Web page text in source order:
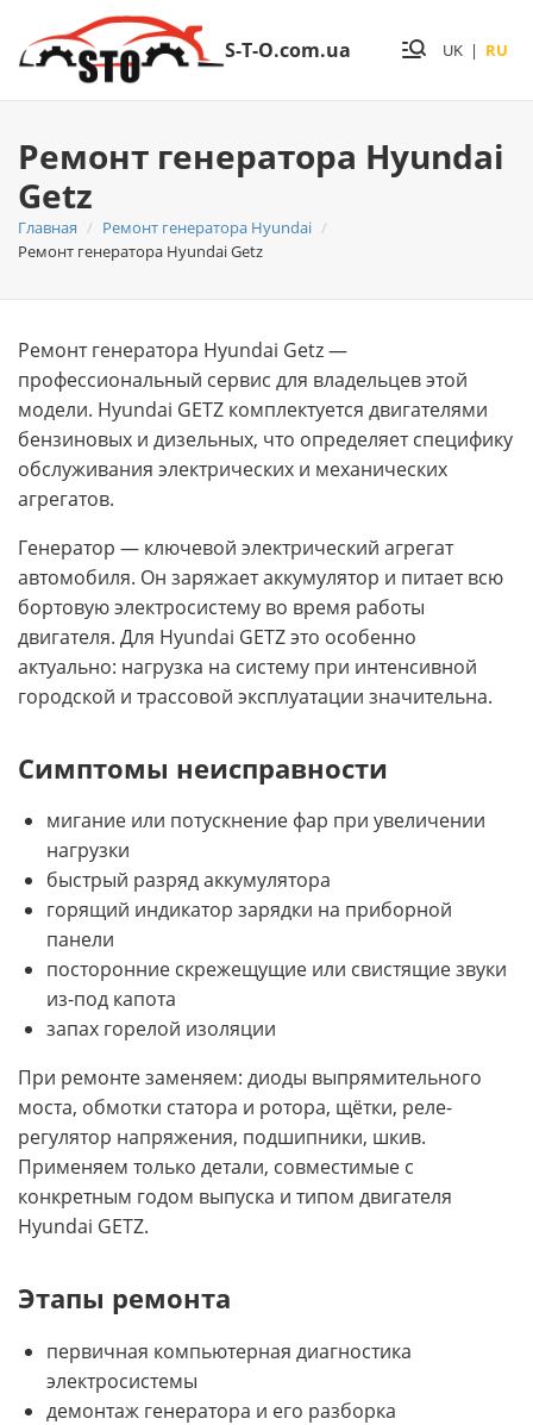
S-T-O.com.ua UK | RU
Ремонт генератора Hyundai
Getz
Главная
Ремонт генератора Hyundai
Ремонт генератора Hyundai Getz
Ремонт генератора Hyundai Getz —
профессиональный сервис для владельцев этой
модели. Hyundai GETZ комплектуется двигателями
бензиновых и дизельных, что определяет специфику
обслуживания электрических и механических
агрегатов.
Генератор — ключевой электрический агрегат
автомобиля. Он заряжает аккумулятор и питает всю
бортовую электросистему во время работы
двигателя. Для Hyundai GETZ это особенно
актуально: нагрузка на систему при интенсивной
городской и трассовой эксплуатации значительна.
Симптомы неисправности
мигание или потускнение фар при увеличении
нагрузки
быстрый разряд аккумулятора
горящий индикатор зарядки на приборной
панели
посторонние скрежещущие или свистящие звуки
из-под капота
запах горелой изоляции
При ремонте заменяем: диоды выпрямительного
моста, обмотки статора и ротора, щётки, реле-
регулятор напряжения, подшипники, шкив.
Применяем только детали, совместимые с
конкретным годом выпуска и типом двигателя
Hyundai GETZ.
Этапы ремонта
первичная компьютерная диагностика
электросистемы
демонтаж генератора и его разборка